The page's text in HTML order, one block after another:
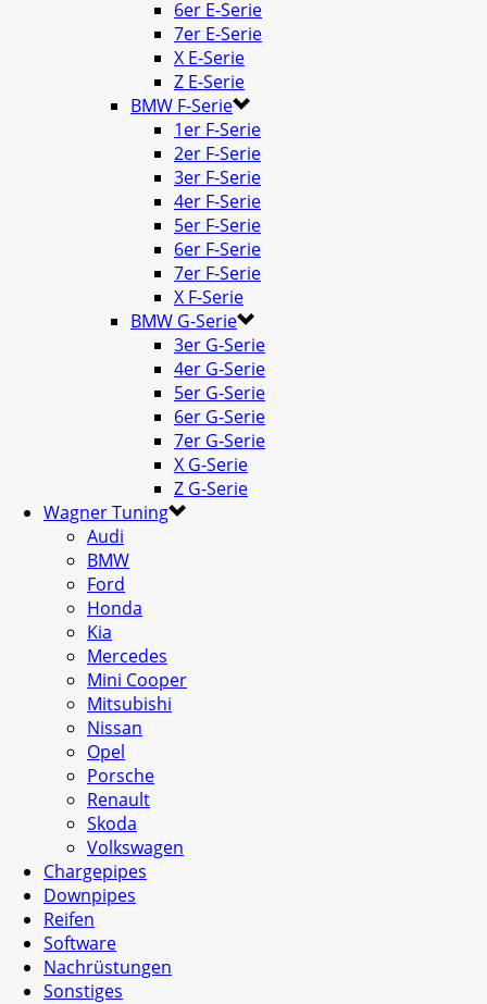
6er E-Serie
7er E-Serie
X E-Serie
Z E-Serie
BMW F-Serie
1er F-Serie
2er F-Serie
3er F-Serie
4er F-Serie
5er F-Serie
6er F-Serie
7er F-Serie
X F-Serie
BMW G-Serie
3er G-Serie
4er G-Serie
5er G-Serie
6er G-Serie
7er G-Serie
X G-Serie
Z G-Serie
Wagner Tuning
Audi
BMW
Ford
Honda
Kia
Mercedes
Mini Cooper
Mitsubishi
Nissan
Opel
Porsche
Renault
Skoda
Volkswagen
Chargepipes
Downpipes
Reifen
Software
Nachrüstungen
Sonstiges